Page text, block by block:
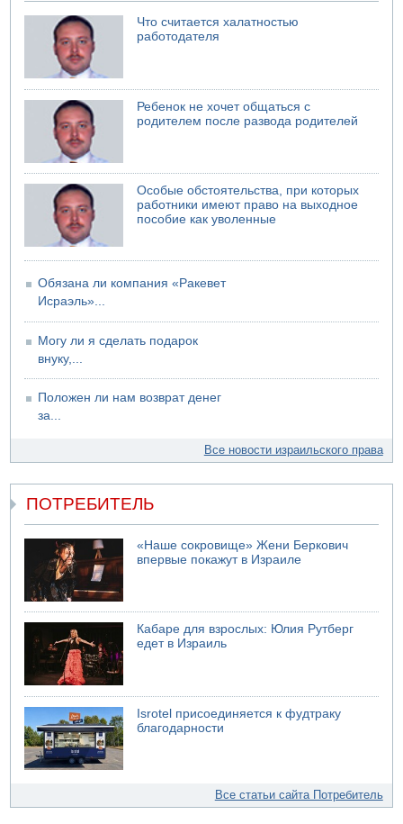
четверг о создании новой политической партии
Что считается халатностью
работодателя
Ребенок не хочет общаться с
родителем после развода родителей
Особые обстоятельства, при которых
работники имеют право на выходное
пособие как уволенные
Обязана ли компания «Ракевет
Исраэль»...
Могу ли я сделать подарок
внуку,...
Положен ли нам возврат денег
за...
Все новости израильского права
ПОТРЕБИТЕЛЬ
«Наше сокровище» Жени Беркович
впервые покажут в Израиле
Кабаре для взрослых: Юлия Рутберг
едет в Израиль
Isrotel присоединяется к фудтраку
благодарности
Все статьи сайта Потребитель